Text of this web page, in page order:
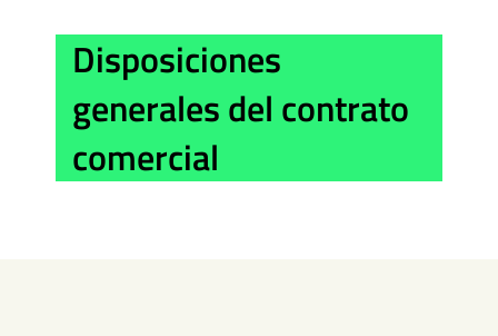
Disposiciones
generales del contrato
comercial